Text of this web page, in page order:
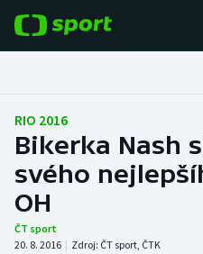
Fotbal
Hokej
Tenis
Atletika
RIO 2016
Bikerka Nash
svého
OH
ČT sport
20. 8. 2016 | Zdroj: ČT sport, ČTK